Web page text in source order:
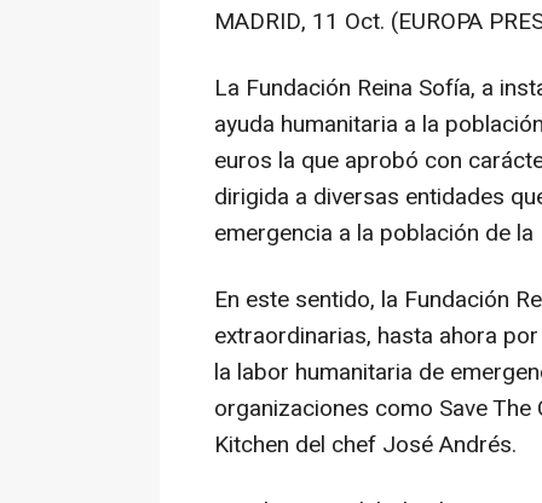
MADRID, 11 Oct. (EUROPA
La Fundación Reina Sofía, a
ayuda humanitaria a la
euros la que aprobó con
dirigida a diversas entidades
emergencia a la población de la
En este sentido, la Fundación
extraordinarias, hasta ahora
la labor humanitaria de
organizaciones como Save
Kitchen del chef José Andrés.